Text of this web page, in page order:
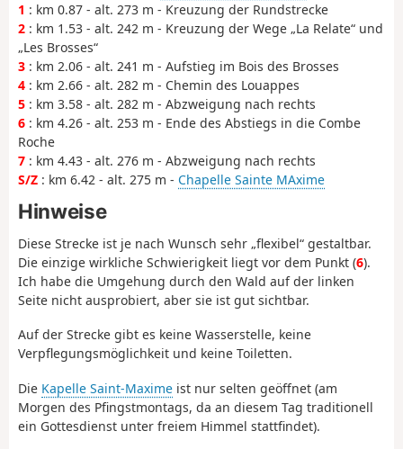
1 : km 0.87 - alt. 273 m - Kreuzung der Rundstrecke
2 : km 1.53 - alt. 242 m - Kreuzung der Wege „La Relate“ und
„Les Brosses“
3 : km 2.06 - alt. 241 m - Aufstieg im Bois des Brosses
4 : km 2.66 - alt. 282 m - Chemin des Louappes
5 : km 3.58 - alt. 282 m - Abzweigung nach rechts
6 : km 4.26 - alt. 253 m - Ende des Abstiegs in die Combe
Roche
7 : km 4.43 - alt. 276 m - Abzweigung nach rechts
S/Z : km 6.42 - alt. 275 m - Chapelle Sainte MAxime
Hinweise
Diese Strecke ist je nach Wunsch sehr „flexibel“ gestaltbar.
Die einzige wirkliche Schwierigkeit liegt vor dem Punkt (6).
Ich habe die Umgehung durch den Wald auf der linken
Seite nicht ausprobiert, aber sie ist gut sichtbar.
Auf der Strecke gibt es keine Wasserstelle, keine
Verpflegungsmöglichkeit und keine Toiletten.
Die Kapelle Saint-Maxime ist nur selten geöffnet (am
Morgen des Pfingstmontags, da an diesem Tag traditionell
ein Gottesdienst unter freiem Himmel stattfindet).